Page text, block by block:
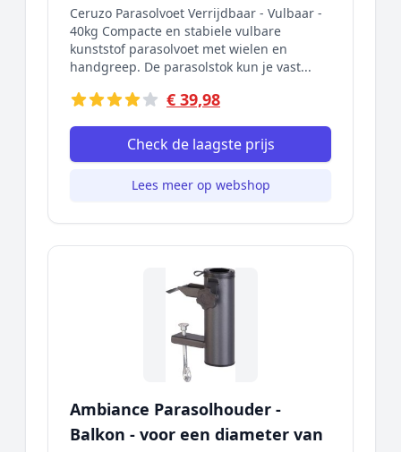
Ceruzo Parasolvoet Verrijdbaar - Vulbaar -
40kg Compacte en stabiele vulbare
kunststof parasolvoet met wielen en
handgreep. De parasolstok kun je vast...
€ 39,98
Check de laagste prijs
Lees meer op webshop
Ambiance Parasolhouder -
Balkon - voor een diameter van